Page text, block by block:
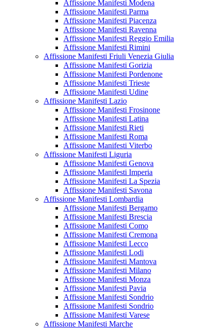
Affissione Manifesti Modena
Affissione Manifesti Parma
Affissione Manifesti Piacenza
Affissione Manifesti Ravenna
Affissione Manifesti Reggio Emilia
Affissione Manifesti Rimini
Affissione Manifesti Friuli Venezia Giulia
Affissione Manifesti Gorizia
Affissione Manifesti Pordenone
Affissione Manifesti Trieste
Affissione Manifesti Udine
Affissione Manifesti Lazio
Affissione Manifesti Frosinone
Affissione Manifesti Latina
Affissione Manifesti Rieti
Affissione Manifesti Roma
Affissione Manifesti Viterbo
Affissione Manifesti Liguria
Affissione Manifesti Genova
Affissione Manifesti Imperia
Affissione Manifesti La Spezia
Affissione Manifesti Savona
Affissione Manifesti Lombardia
Affissione Manifesti Bergamo
Affissione Manifesti Brescia
Affissione Manifesti Como
Affissione Manifesti Cremona
Affissione Manifesti Lecco
Affissione Manifesti Lodi
Affissione Manifesti Mantova
Affissione Manifesti Milano
Affissione Manifesti Monza
Affissione Manifesti Pavia
Affissione Manifesti Sondrio
Affissione Manifesti Sondrio
Affissione Manifesti Varese
Affissione Manifesti Marche